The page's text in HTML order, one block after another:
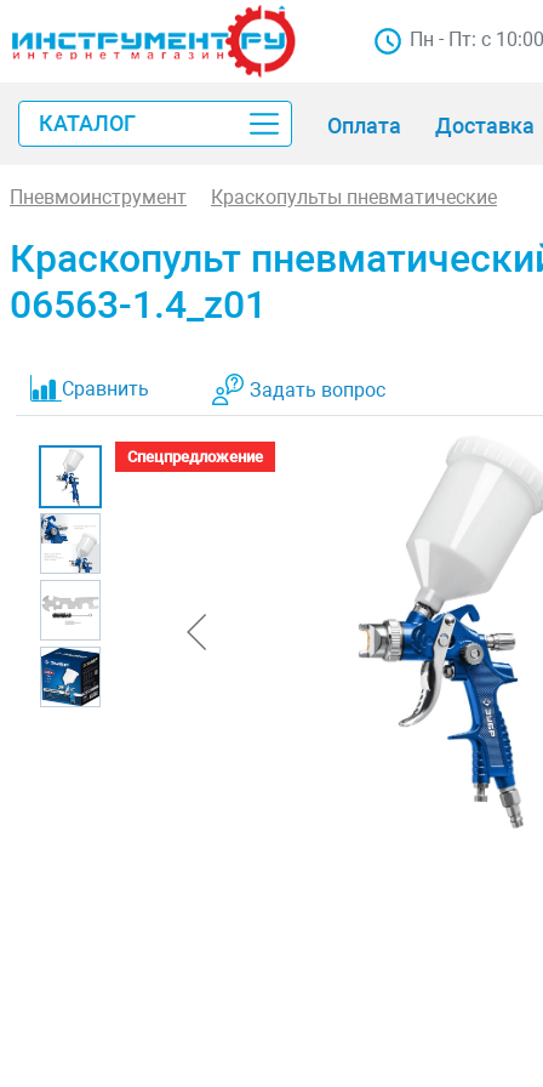
Пн - Пт: с
КАТАЛОГ Оплата Доставка
Пневмоинструмент Краскопульты пневматические
Краскопульт
06563-1.4_z01
Сравнить Задать вопрос
Спецпредложение